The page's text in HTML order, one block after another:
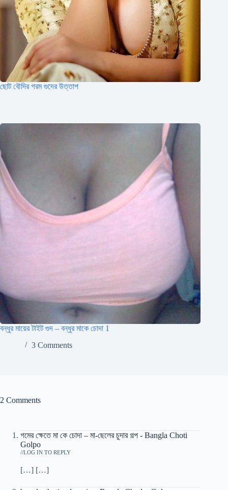
ছোট বৌদির গরম গুদের উত্তাপ
বন্ধুর মায়ের টাইট গুদ – বন্ধুর মাকে চোদা 1
3 Comments
2 Comments
গমের ক্ষেতে মা কে চোদা – মা-ছেলের চুদার গল্প - Bangla Choti
Golpo
/ LOG IN TO REPLY
[…] […]